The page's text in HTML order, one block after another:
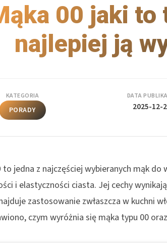
00 jaki to
najlepiej ją
KATEGORIA
PORADY
DATA
2025-12-
to jedna z najczęściej wybieranych mąk
i elastyczności ciasta. Jej cechy
zastosowanie zwłaszcza w kuchni
czym wyróżnia się mąka typu 00